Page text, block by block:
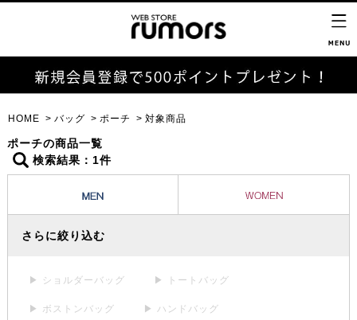
HOME バッグ ポーチ 対象商品
ポーチの商品一覧
検索結果：1件
さらに絞り込む
▶ ショルダーバッグ ▶ トートバッグ
▶ ボストンバッグ ▶ ハンドバッグ